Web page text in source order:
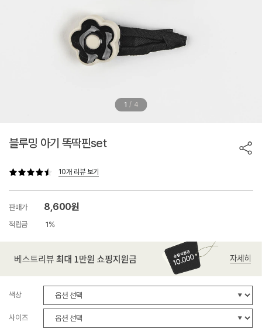
1 / 4
블루밍 아기 똑딱핀set
10개 리뷰 보기
판매가 8,600원
적립금 1%
색상
사이즈